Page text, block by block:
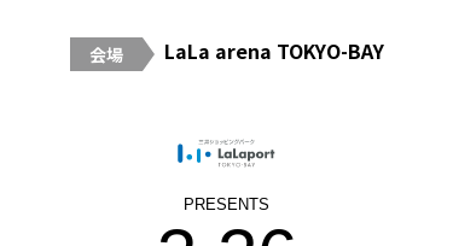
会場 LaLa arena TOKYO-BAY